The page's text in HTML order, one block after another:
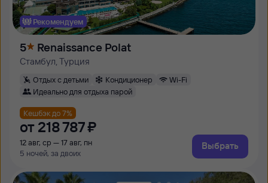
Рекомендуем
5 Renaissance Polat
Стамбул, Турция
Отдых с детьми Кондиционер
Wi-Fi
Идеально для отдыха парой
Кешбэк до 7%
от 218 ⁠787 ⁠₽
12 авг, ср — 17 авг, пн
5 ночей, за двоих
Выбрать